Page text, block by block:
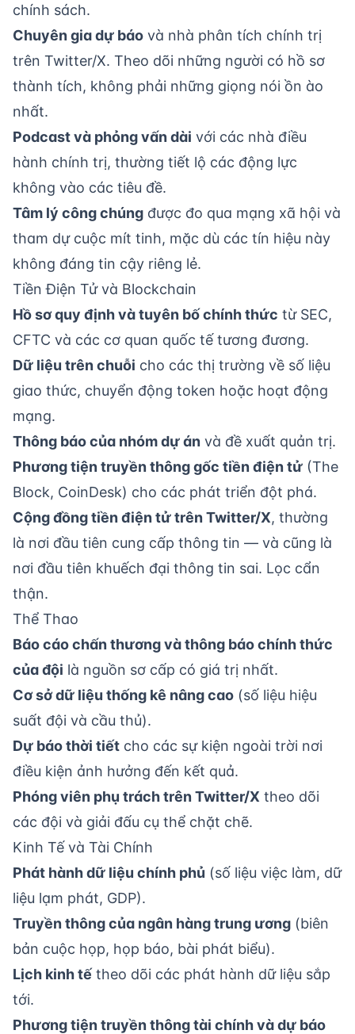
chính sách.
Chuyên gia dự báo và nhà phân tích chính trị
trên Twitter/X. Theo dõi những người có hồ sơ
thành tích, không phải những giọng nói ồn ào
nhất.
Podcast và phỏng vấn dài với các nhà điều
hành chính trị, thường tiết lộ các động lực
không vào các tiêu đề.
Tâm lý công chúng được đo qua mạng xã hội và
tham dự cuộc mít tinh, mặc dù các tín hiệu này
không đáng tin cậy riêng lẻ.
Tiền Điện Tử và Blockchain
Hồ sơ quy định và tuyên bố chính thức từ SEC,
CFTC và các cơ quan quốc tế tương đương.
Dữ liệu trên chuỗi cho các thị trường về số liệu
giao thức, chuyển động token hoặc hoạt động
mạng.
Thông báo của nhóm dự án và đề xuất quản trị.
Phương tiện truyền thông gốc tiền điện tử (The
Block, CoinDesk) cho các phát triển đột phá.
Cộng đồng tiền điện tử trên Twitter/X, thường
là nơi đầu tiên cung cấp thông tin — và cũng là
nơi đầu tiên khuếch đại thông tin sai. Lọc cẩn
thận.
Thể Thao
Báo cáo chấn thương và thông báo chính thức
của đội là nguồn sơ cấp có giá trị nhất.
Cơ sở dữ liệu thống kê nâng cao (số liệu hiệu
suất đội và cầu thủ).
Dự báo thời tiết cho các sự kiện ngoài trời nơi
điều kiện ảnh hưởng đến kết quả.
Phóng viên phụ trách trên Twitter/X theo dõi
các đội và giải đấu cụ thể chặt chẽ.
Kinh Tế và Tài Chính
Phát hành dữ liệu chính phủ (số liệu việc làm, dữ
liệu lạm phát, GDP).
Truyền thông của ngân hàng trung ương (biên
bản cuộc họp, họp báo, bài phát biểu).
Lịch kinh tế theo dõi các phát hành dữ liệu sắp
tới.
Phương tiện truyền thông tài chính và dự báo